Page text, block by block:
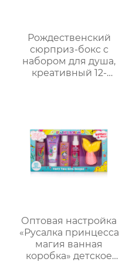
Рождественский
сюрприз-бокс с
набором для душа,
креативный 12-
для ухода
Оптовая настройка
«Русалка принцесса
магия ванная
коробка» детское